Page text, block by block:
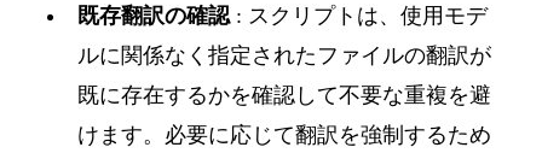
既存翻訳の確認: スクリプトは、使用モデ
ルに関係なく指定されたファイルの翻訳が
既に存在するかを確認して不要な重複を避
けます。必要に応じて翻訳を強制するため